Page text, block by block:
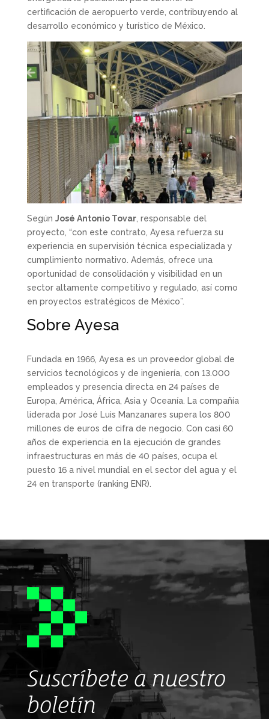
certificación de aeropuerto verde, contribuyendo al
desarrollo económico y turístico de México.
Según José Antonio Tovar, responsable del
proyecto, “con este contrato, Ayesa refuerza su
experiencia en supervisión técnica especializada y
cumplimiento normativo. Además, ofrece una
oportunidad de consolidación y visibilidad en un
sector altamente competitivo y regulado, así como
en proyectos estratégicos de México”.
Sobre Ayesa
Fundada en 1966, Ayesa es un proveedor global de
servicios tecnológicos y de ingeniería, con 13.000
empleados y presencia directa en 24 países de
Europa, América, África, Asia y Oceanía. La compañía
liderada por José Luis Manzanares supera los 800
millones de euros de cifra de negocio. Con casi 60
años de experiencia en la ejecución de grandes
infraestructuras en más de 40 países, ocupa el
puesto 16 a nivel mundial en el sector del agua y el
24 en transporte (ranking ENR).
Suscríbete a nuestro
boletín